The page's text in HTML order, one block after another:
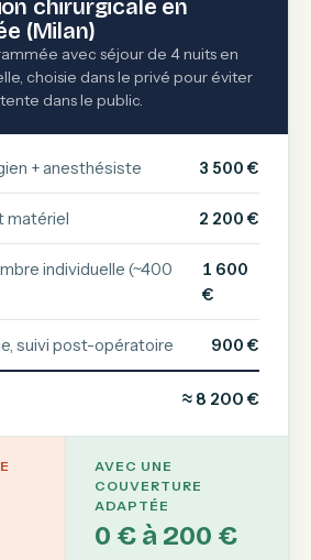
chirurgicale en
(Milan)
avec séjour de 4 nuits en
choisie dans le privé pour éviter
dans le public.
+ anesthésiste 3 500 €
matériel 2 200 €
individuelle (~400
1 600
€
suivi post-opératoire 900 €
≈ 8 200 €
AVEC UNE
COUVERTURE
ADAPTÉE
0 € à 200 €